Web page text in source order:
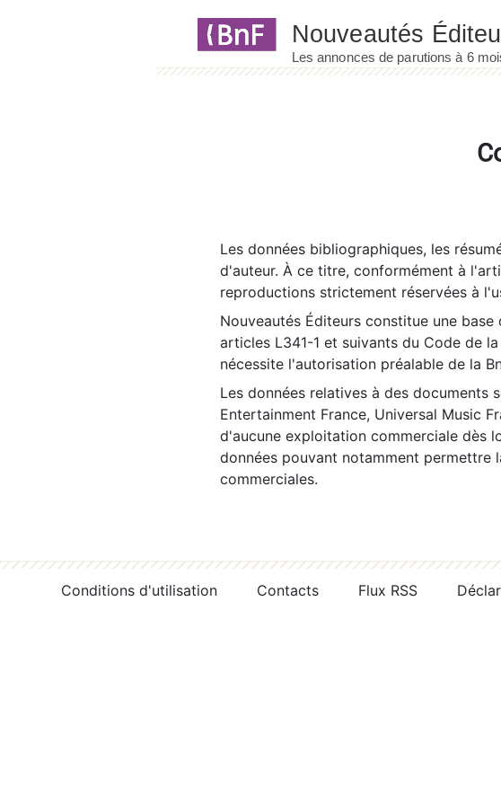
Les données bibliographiques, les
d'auteur. À ce titre, conformément à
reproductions strictement réservées à
Nouveautés Éditeurs constitue une
articles L341-1 et suivants du Code de
nécessite l'autorisation préalable de la
Les données relatives à des documents
Entertainment France, Universal Music
d'aucune exploitation commerciale dès
données pouvant notamment permettre
commerciales.
Conditions d'utilisation Contacts Flux RSS